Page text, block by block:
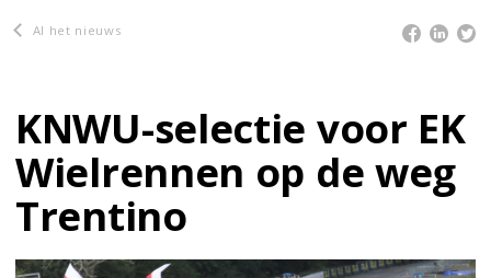
Al het nieuws
KNWU-selectie voor EK
Wielrennen op de weg
Trentino